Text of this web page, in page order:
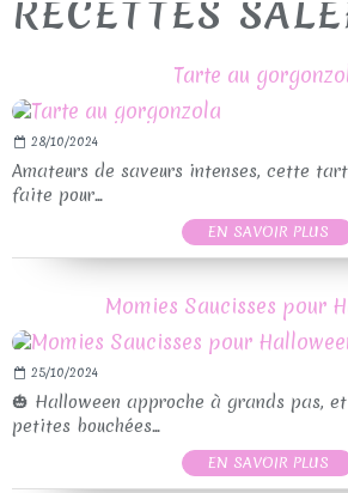
RECETTES
Tarte au
28/10/2024
Amateurs de saveurs intenses, cette
faite pour...
EN SAVOIR PLUS
Momies Saucisses pour
25/10/2024
🎃 Halloween approche à grands pas,
petites bouchées...
EN SAVOIR PLUS